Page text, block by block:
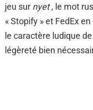
jeu sur nyet, le mot
« Stopify » et FedEx
le caractère ludique
légèreté bien